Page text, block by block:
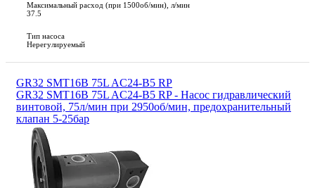
Максимальный расход (при 1500об/мин), л/мин
37.5
Тип насоса
Нерегулируемый
GR32 SMT16B 75L AC24-B5 RP
GR32 SMT16B 75L AC24-B5 RP - Насос гидравлический
винтовой, 75л/мин при 2950об/мин, предохранительный
клапан 5-25бар